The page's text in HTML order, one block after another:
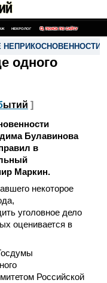
НЕКРОЛОГ ПОИСК ПО САЙТУ
одного
ытий ]
Булавинова
в
Маркин.
некоторое
уголовное дело
оценивается в
Российской